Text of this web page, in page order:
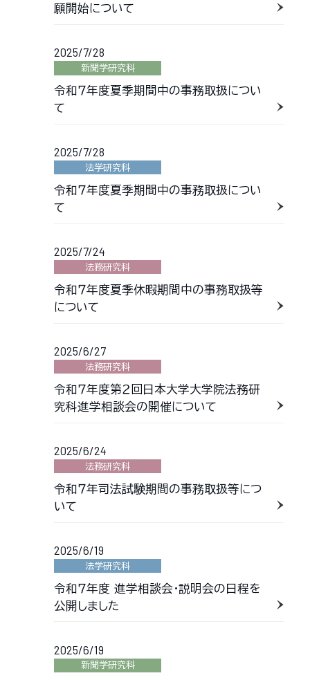
願開始について
2025/7/28
新聞学研究科
令和７年度夏季期間中の事務取扱につい
て
2025/7/28
法学研究科
令和７年度夏季期間中の事務取扱につい
て
2025/7/24
法務研究科
令和７年度夏季休暇期間中の事務取扱等
について
2025/6/27
法務研究科
令和７年度第２回日本大学大学院法務研
究科進学相談会の開催について
2025/6/24
法務研究科
令和７年司法試験期間の事務取扱等につ
いて
2025/6/19
法学研究科
令和７年度 進学相談会・説明会の日程を
公開しました
2025/6/19
新聞学研究科